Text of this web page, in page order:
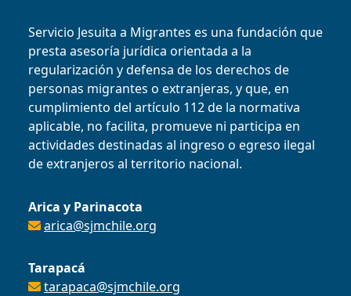
Servicio Jesuita a Migrantes es una fundación que
presta asesoría jurídica orientada a la
regularización y defensa de los derechos de
personas migrantes o extranjeras, y que, en
cumplimiento del artículo 112 de la normativa
aplicable, no facilita, promueve ni participa en
actividades destinadas al ingreso o egreso ilegal
de extranjeros al territorio nacional.
Arica y Parinacota
arica@sjmchile.org
Tarapacá
tarapaca@sjmchile.org